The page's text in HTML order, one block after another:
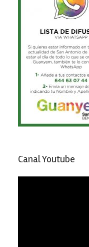
Canal Youtube